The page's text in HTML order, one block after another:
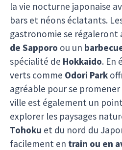
la vie nocturne japonaise
bars et néons éclatants.
gastronomie se régaleront
de Sapporo ou un
spécialité de Hokkaido. En
verts comme Odori Park
agréable pour se
ville est également un
explorer les paysages
Tohoku et du nord du
facilement en train ou en